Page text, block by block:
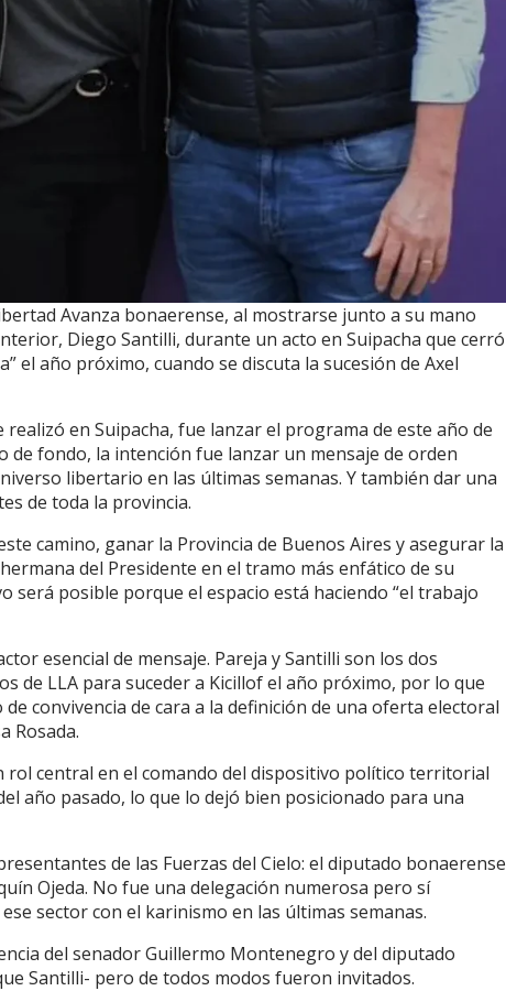
Avanza bonaerense, al mostrarse junto a su mano
Diego Santilli, durante un acto en Suipacha que cerró
el año próximo, cuando se discuta la sucesión de Axel
en Suipacha, fue lanzar el programa de este año de
de fondo, la intención fue lanzar un mensaje de orden
libertario en las últimas semanas. Y también dar una
de toda la provincia.
camino, ganar la Provincia de Buenos Aires y asegurar la
del Presidente en el tramo más enfático de su
será posible porque el espacio está haciendo “el trabajo
esencial de mensaje. Pareja y Santilli son los dos
de LLA para suceder a Kicillof el año próximo, por lo que
convivencia de cara a la definición de una oferta electoral
Rosada.
rol central en el comando del dispositivo político territorial
año pasado, lo que lo dejó bien posicionado para una
de las Fuerzas del Cielo: el diputado bonaerense
Ojeda. No fue una delegación numerosa pero sí
sector con el karinismo en las últimas semanas.
del senador Guillermo Montenegro y del diputado
Santilli- pero de todos modos fueron invitados.